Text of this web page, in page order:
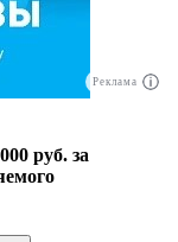
Реклама
руб. за